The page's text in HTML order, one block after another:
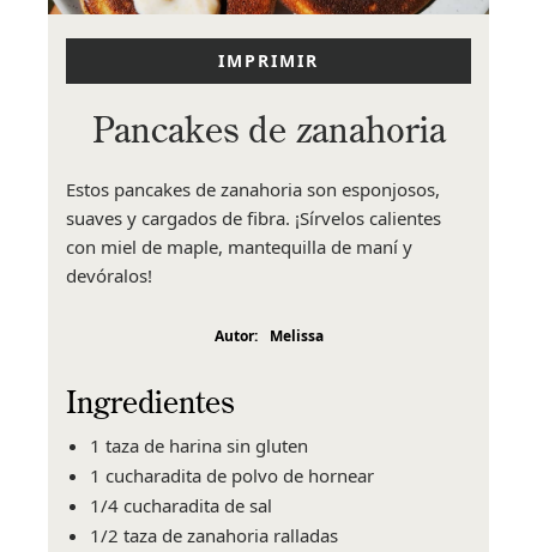
IMPRIMIR
Pancakes de zanahoria
Estos pancakes de zanahoria son esponjosos,
suaves y cargados de fibra. ¡Sírvelos calientes
con miel de maple, mantequilla de maní y
devóralos!
Autor: Melissa
Ingredientes
1 taza de harina sin gluten
1 cucharadita de polvo de hornear
1/4 cucharadita de sal
1/2 taza de zanahoria ralladas